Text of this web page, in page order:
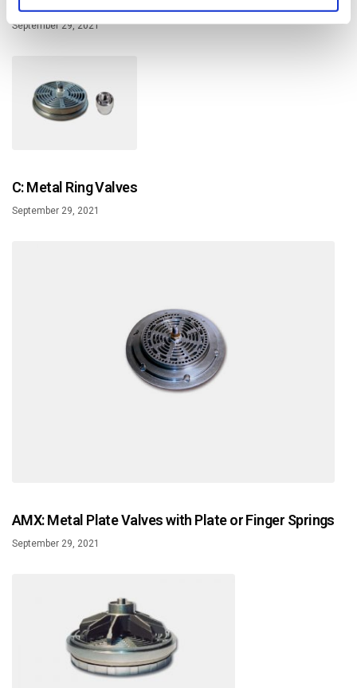
September 29, 2021
C: Metal Ring Valves
September 29, 2021
AMX: Metal Plate Valves with Plate or Finger Springs
September 29, 2021